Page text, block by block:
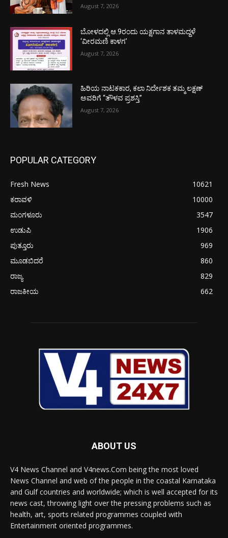
August 7, 2026
ಬೋಳದಲ್ಲಿ ಆ.9ರಂದು ಯಕ್ಷಗಾನ ತಾಳಮದ್ದಳೆ
‘ವೀರಮಣಿ ಕಾಳಗ’
August 7, 2026
ಹಿರಿಯ ನಾಟಕಕಾರ, ಕಲಾ ನಿರ್ದೇಶಕ ತಮ್ಮ ಲಕ್ಷಣ್
ಅವರಿಗೆ “ತೌಳವ ಪ್ರಶಸ್ತಿ”
August 7, 2026
POPULAR CATEGORY
Fresh News
10621
ಕರಾವಳಿ
10000
ಮಂಗಳೂರು
3547
ಉಡುಪಿ
1906
ಪುತ್ತೂರು
969
ಮೂಡಬಿದರೆ
860
ರಾಜ್ಯ
829
ರಾಜಕೀಯ
662
ABOUT US
V4 News Channel and V4news.Com being the most loved
News Channel and web of the people in the coastal Karnataka
and Gulf countries and worldwide; which is well accepted for its
news cast, throwing light over the pressing problems such as
health, art, sports related programmes coupled with
Entertainment oriented programmes.